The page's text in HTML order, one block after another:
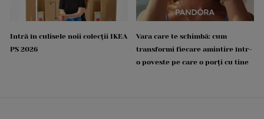
Intră în culisele noii colecții IKEA
PS 2026
Vara care te schimbă: cum
transformi fiecare amintire într-
o poveste pe care o porți cu tine